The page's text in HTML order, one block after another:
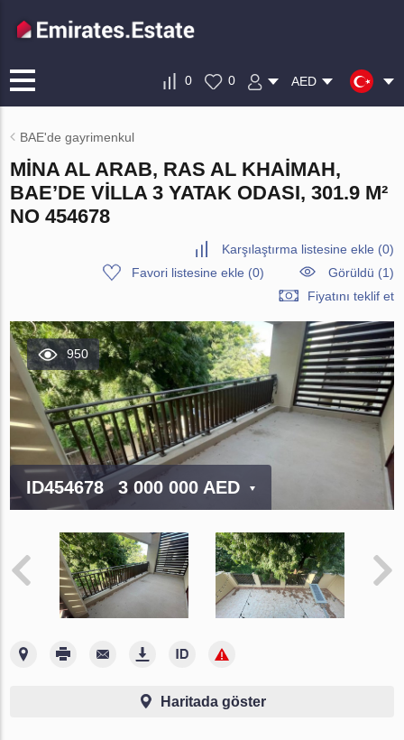
0 0 AED
BAE'de gayrimenkul
MINA AL ARAB, RAS AL KHAIMAH,
BAE’DE VILLA 3 YATAK ODASI, 301.9 M²
NO 454678
Karşılaştırma listesine ekle (0)
Favori listesine ekle (0)
Görüldü (1)
Fiyatını teklif et
950
ID454678 3 000 000 AED
Haritada göster